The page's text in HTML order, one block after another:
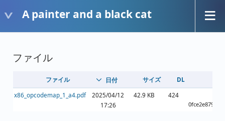
A painter and a black cat
ファイル
ファイル 日付 サイズ
DL
x86_opcodemap_1_a4.pdf
2025/04/12
17:26
42.9 KB 424